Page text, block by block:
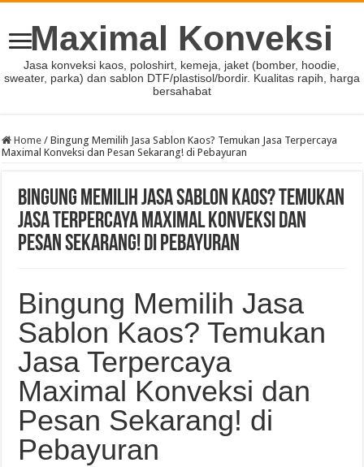
Maximal Konveksi
Jasa konveksi kaos, poloshirt, kemeja, jaket (bomber, hoodie,
sweater, parka) dan sablon DTF/plastisol/bordir. Kualitas rapih, harga
bersahabat
Home / Bingung Memilih Jasa Sablon Kaos? Temukan Jasa Terpercaya
Maximal Konveksi dan Pesan Sekarang! di Pebayuran
Bingung Memilih Jasa Sablon Kaos? Temukan
Jasa Terpercaya Maximal Konveksi dan
Pesan Sekarang! di Pebayuran
Bingung Memilih Jasa
Sablon Kaos? Temukan
Jasa Terpercaya
Maximal Konveksi dan
Pesan Sekarang! di
Pebayuran